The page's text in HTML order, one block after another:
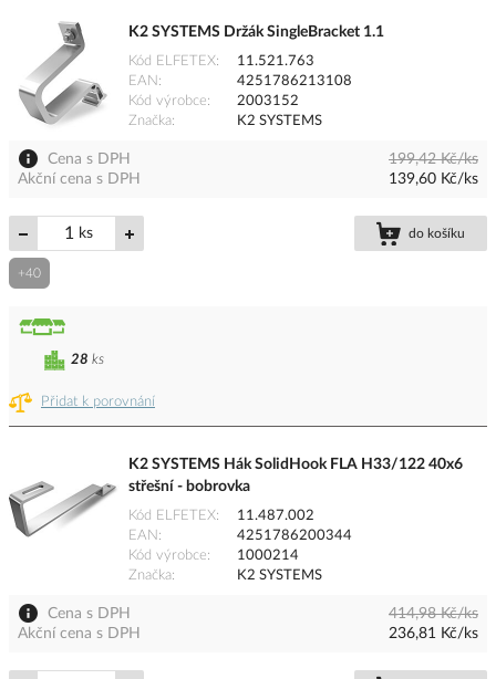
K2 SYSTEMS Držák SingleBracket 1.1
Kód ELFETEX
11.521.763
EAN
4251786213108
Kód výrobce
2003152
Značka
K2 SYSTEMS
Cena s DPH
199,42 Kč/ks
Akční cena s DPH
139,60 Kč/ks
ks do košíku
+40
Přidat k porovnání
28 ks
K2 SYSTEMS Hák SolidHook FLA H33/122 40x6
střešní - bobrovka
Kód ELFETEX
11.487.002
EAN
4251786200344
Kód výrobce
1000214
Značka
K2 SYSTEMS
Cena s DPH
414,98 Kč/ks
Akční cena s DPH
236,81 Kč/ks